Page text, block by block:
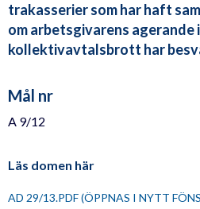
trakasserier som har haft
om arbetsgivarens agerande
kollektivavtalsbrott har
Mål nr
A 9/12
Läs domen här
AD 29/13.PDF (ÖPPNAS I NYTT